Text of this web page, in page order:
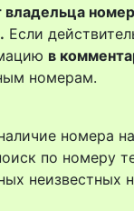
Если
в
номерам.
номера
по номеру
неизвестных